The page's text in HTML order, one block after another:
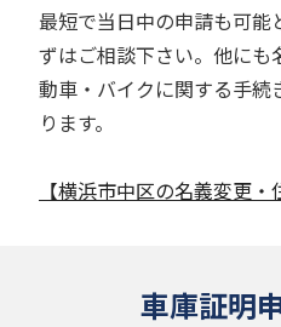
最短で当日中の申請も可能
ずはご相談下さい。他にも
動車・バイクに関する手続
ります。
【横浜市中区の名義変更
車庫証明